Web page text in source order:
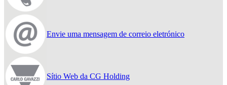
Envie uma mensagem de correio eletrónico
Sítio Web da CG Holding